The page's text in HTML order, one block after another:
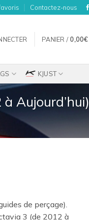
Contactez-nous
PANIER / 0,00€
KJUST
Aujourd’hui)
de perçage).
3 (de 2012 à